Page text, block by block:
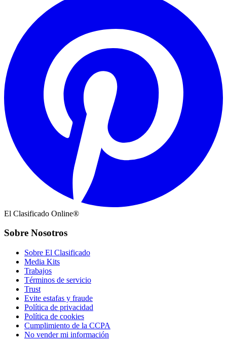
El Clasificado Online®
Sobre Nosotros
Sobre El Clasificado
Media Kits
Trabajos
Términos de servicio
Trust
Evite estafas y fraude
Política de privacidad
Política de cookies
Cumplimiento de la CCPA
No vender mi información